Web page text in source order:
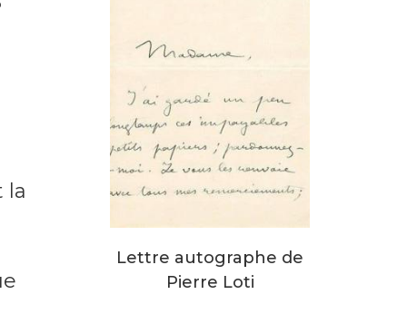
la
Lettre autographe de
Pierre Loti